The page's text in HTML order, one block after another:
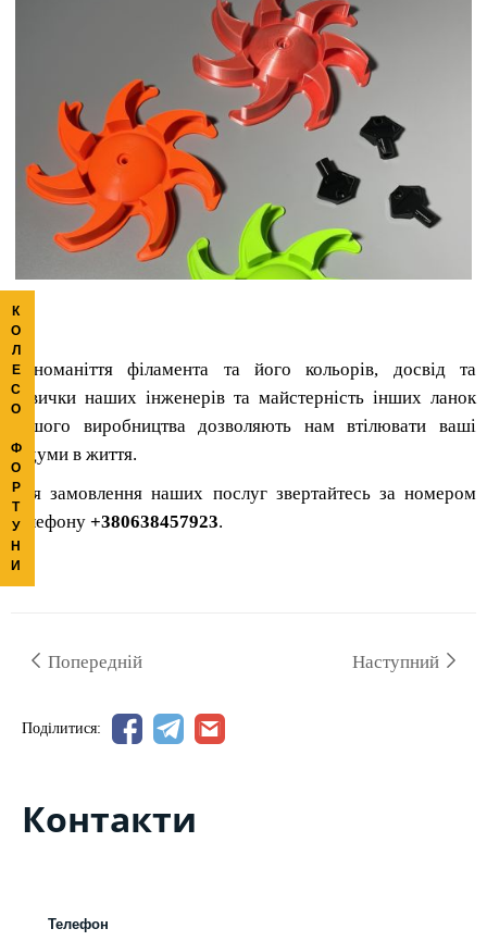
Різноманіття філамента та його кольорів, досвід та
навички наших інженерів та майстерність інших ланок
нашого виробництва дозволяють нам втілювати ваші
задуми в життя.
Для замовлення наших послуг звертайтесь за номером
телефону+380638457923.
Попередній Наступний
Поділитися:
Контакти
Телефон
К
О
Л
Е
С
О
Ф
О
Р
Т
У
Н
И